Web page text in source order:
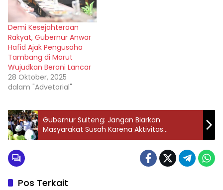
Demi Kesejahteraan
Rakyat, Gubernur Anwar
Hafid Ajak Pengusaha
Tambang di Morut
Wujudkan Berani Lancar
28 Oktober, 2025
dalam "Advetorial"
Gubernur Sulteng: Jangan Biarkan
Masyarakat Susah Karena Aktivitas
Tambang
Pos Terkait